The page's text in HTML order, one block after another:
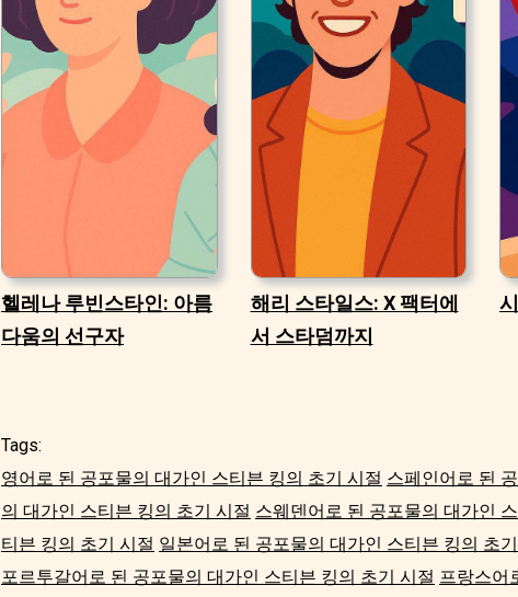
헬레나 루빈스타인: 아름
다움의 선구자
해리 스타일스: X 팩터에
서 스타덤까지
Tags:
영어로 된 공포물의 대가인 스티븐 킹의 초기 시절 스페인어로 된
의 대가인 스티븐 킹의 초기 시절 스웨덴어로 된 공포물의 대가인
티븐 킹의 초기 시절 일본어로 된 공포물의 대가인 스티븐 킹의 초
포르투갈어로 된 공포물의 대가인 스티븐 킹의 초기 시절 프랑스어